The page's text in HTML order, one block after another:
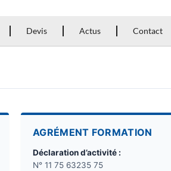
Devis Actus Contact
AGRÉMENT FORMATION
Déclaration d’activité :
N° 11 75 63235 75